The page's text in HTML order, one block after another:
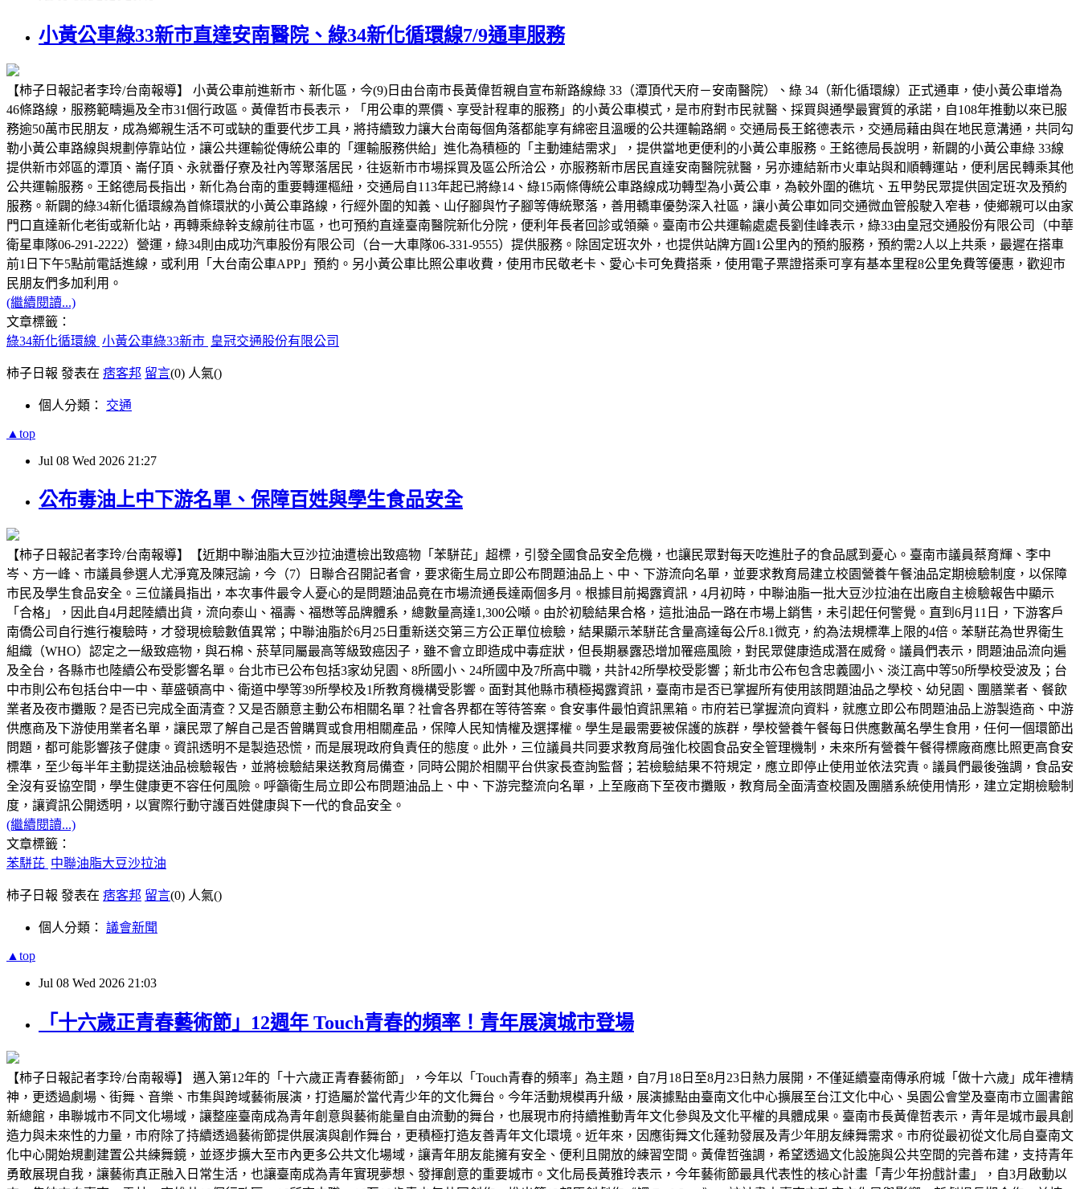
小黃公車綠33新市直達安南醫院、綠34新化循環線7/9通車服務
【柿子日報記者李玲/台南報導】 小黃公車前進新市、新化區，今(9)日由台南市長黃偉哲親自宣布新路線綠 33（潭頂代天府－安南醫院）、綠 34（新化循環線）正式通車，使小黃公車增為
46條路線，服務範疇遍及全市31個行政區。黃偉哲市長表示，「用公車的票價、享受計程車的服務」的小黃公車模式，是市府對市民就醫、採買與通學最實質的承諾，自108年推動以來已服
務逾50萬市民朋友，成為鄉親生活不可或缺的重要代步工具，將持續致力讓大台南每個角落都能享有綿密且溫暖的公共運輸路網。交通局長王銘德表示，交通局藉由與在地民意溝通，共同勾
勒小黃公車路線與規劃停靠站位，讓公共運輸從傳統公車的「運輸服務供給」進化為積極的「主動連結需求」，提供當地更便利的小黃公車服務。王銘德局長說明，新闢的小黃公車綠 33線
提供新市郊區的潭頂、崙仔頂、永就番仔寮及社內等聚落居民，往返新市市場採買及區公所洽公，亦服務新市居民直達安南醫院就醫，另亦連結新市火車站與和順轉運站，便利居民轉乘其他
公共運輸服務。王銘德局長指出，新化為台南的重要轉運樞紐，交通局自113年起已將綠14、綠15兩條傳統公車路線成功轉型為小黃公車，為較外圍的礁坑、五甲勢民眾提供固定班次及預約
服務。新闢的綠34新化循環線為首條環狀的小黃公車路線，行經外圍的知義、山仔腳與竹子腳等傳統聚落，善用轎車優勢深入社區，讓小黃公車如同交通微血管般駛入窄巷，使鄉親可以由家
門口直達新化老街或新化站，再轉乘綠幹支線前往市區，也可預約直達臺南醫院新化分院，便利年長者回診或領藥。臺南市公共運輸處處長劉佳峰表示，綠33由皇冠交通股份有限公司（中華
衛星車隊06-291-2222）營運，綠34則由成功汽車股份有限公司（台一大車隊06-331-9555）提供服務。除固定班次外，也提供站牌方圓1公里內的預約服務，預約需2人以上共乘，最遲在搭車
前1日下午5點前電話進線，或利用「大台南公車APP」預約。另小黃公車比照公車收費，使用市民敬老卡、愛心卡可免費搭乘，使用電子票證搭乘可享有基本里程8公里免費等優惠，歡迎市
民朋友們多加利用。
(繼續閱讀...)
文章標籤：
綠34新化循環線 小黃公車綠33新市 皇冠交通股份有限公司
柿子日報 發表在 痞客邦 留言(0) 人氣()
個人分類： 交通
▲top
Jul 08 Wed 2026 21:27
公布毒油上中下游名單、保障百姓與學生食品安全
【柿子日報記者李玲/台南報導】【近期中聯油脂大豆沙拉油遭檢出致癌物「苯駢芘」超標，引發全國食品安全危機，也讓民眾對每天吃進肚子的食品感到憂心。臺南市議員蔡育輝、李中
岑、方一峰、市議員參選人尤淨寬及陳冠諭，今（7）日聯合召開記者會，要求衛生局立即公布問題油品上、中、下游流向名單，並要求教育局建立校園營養午餐油品定期檢驗制度，以保障
市民及學生食品安全。三位議員指出，本次事件最令人憂心的是問題油品竟在市場流通長達兩個多月。根據目前揭露資訊，4月初時，中聯油脂一批大豆沙拉油在出廠自主檢驗報告中顯示
「合格」，因此自4月起陸續出貨，流向泰山、福壽、福懋等品牌體系，總數量高達1,300公噸。由於初驗結果合格，這批油品一路在市場上銷售，未引起任何警覺。直到6月11日，下游客戶
南僑公司自行進行複驗時，才發現檢驗數值異常；中聯油脂於6月25日重新送交第三方公正單位檢驗，結果顯示苯駢芘含量高達每公斤8.1微克，約為法規標準上限的4倍。苯駢芘為世界衛生
組織（WHO）認定之一級致癌物，與石棉、菸草同屬最高等級致癌因子，雖不會立即造成中毒症狀，但長期暴露恐增加罹癌風險，對民眾健康造成潛在威脅。議員們表示，問題油品流向遍
及全台，各縣市也陸續公布受影響名單。台北市已公布包括3家幼兒園、8所國小、24所國中及7所高中職，共計42所學校受影響；新北市公布包含忠義國小、淡江高中等50所學校受波及；台
中市則公布包括台中一中、華盛頓高中、衛道中學等39所學校及1所教育機構受影響。面對其他縣市積極揭露資訊，臺南市是否已掌握所有使用該問題油品之學校、幼兒園、團膳業者、餐飲
業者及夜市攤販？是否已完成全面清查？又是否願意主動公布相關名單？社會各界都在等待答案。食安事件最怕資訊黑箱。市府若已掌握流向資料，就應立即公布問題油品上游製造商、中游
供應商及下游使用業者名單，讓民眾了解自己是否曾購買或食用相關產品，保障人民知情權及選擇權。學生是最需要被保護的族群，學校營養午餐每日供應數萬名學生食用，任何一個環節出
問題，都可能影響孩子健康。資訊透明不是製造恐慌，而是展現政府負責任的態度。此外，三位議員共同要求教育局強化校園食品安全管理機制，未來所有營養午餐得標廠商應比照更高食安
標準，至少每半年主動提送油品檢驗報告，並將檢驗結果送教育局備查，同時公開於相關平台供家長查詢監督；若檢驗結果不符規定，應立即停止使用並依法究責。議員們最後強調，食品安
全沒有妥協空間，學生健康更不容任何風險。呼籲衛生局立即公布問題油品上、中、下游完整流向名單，上至廠商下至夜市攤販，教育局全面清查校園及團膳系統使用情形，建立定期檢驗制
度，讓資訊公開透明，以實際行動守護百姓健康與下一代的食品安全。
(繼續閱讀...)
文章標籤：
苯駢芘 中聯油脂大豆沙拉油
柿子日報 發表在 痞客邦 留言(0) 人氣()
個人分類： 議會新聞
▲top
Jul 08 Wed 2026 21:03
「十六歲正青春藝術節」12週年 Touch青春的頻率！青年展演城市登場
【柿子日報記者李玲/台南報導】 邁入第12年的「十六歲正青春藝術節」，今年以「Touch青春的頻率」為主題，自7月18日至8月23日熱力展開，不僅延續臺南傳承府城「做十六歲」成年禮精
神，更透過劇場、街舞、音樂、市集與跨域藝術展演，打造屬於當代青少年的文化舞台。今年活動規模再升級，展演據點由臺南文化中心擴展至台江文化中心、吳園公會堂及臺南市立圖書館
新總館，串聯城市不同文化場域，讓整座臺南成為青年創意與藝術能量自由流動的舞台，也展現市府持續推動青年文化參與及文化平權的具體成果。臺南市長黃偉哲表示，青年是城市最具創
造力與未來性的力量，市府除了持續透過藝術節提供展演與創作舞台，更積極打造友善青年文化環境。近年來，因應街舞文化蓬勃發展及青少年朋友練舞需求。市府從最初從文化局自臺南文
化中心開始規劃建置公共練舞鏡，並逐步擴大至市內更多公共文化場域，讓青年朋友能擁有安全、便利且開放的練習空間。黃偉哲強調，希望透過文化設施與公共空間的完善布建，支持青年
勇敢展現自我，讓藝術真正融入日常生活，也讓臺南成為青年實現夢想、發揮創意的重要城市。文化局長黃雅玲表示，今年藝術節最具代表性的核心計畫「青少年扮戲計畫」，自3月啟動以